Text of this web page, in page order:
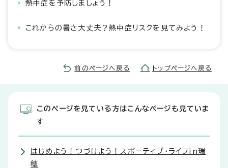
熱中症を予防しましょう！
これからの暑さ大丈夫？熱中症リスクを見てみよう！
前のページへ戻る トップページへ戻る
このページを見ている方はこんなページも見ていま
す
はじめよう！つづけよう！スポーティブ・ライフin瑞
穂